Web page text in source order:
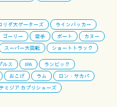
リダ大ゲーターズ
ラインバッカー
ゴーリー 空手 ボート
カヌー
スーパー大回転 ショートトラック
ルス IPA
ランビック
おこげ ラム
ロン・サカパ
ミジア カプリシューズ